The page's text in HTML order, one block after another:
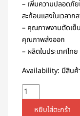
– เพิ่มความปลอดภั
สะท้อนแสงในเวลาก
– คุณภาพงานตัดเย็
คุณภาพส่งออก
– ผลิตในประเทศไทย
Availability: มีสินค้
หยิบใส่ตะกร้า